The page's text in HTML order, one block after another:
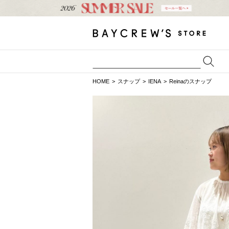
HOME スナップ IENA Reinaのスナップ